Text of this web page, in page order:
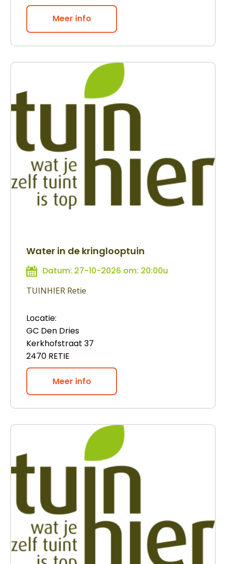
Meer info
Water in de kringlooptuin
Datum: 27-10-2026 om: 20:00u
TUINHIER Retie
Locatie:
GC Den Dries
Kerkhofstraat 37
2470 RETIE
Meer info